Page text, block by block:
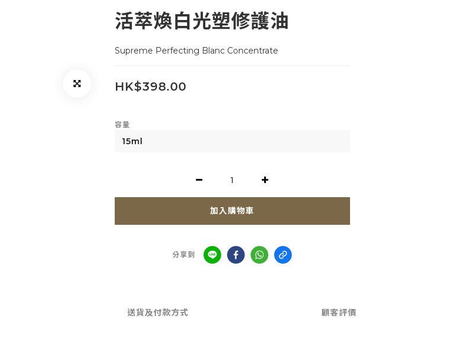
活萃煥白光塑修護油
Supreme Perfecting Blanc Concentrate
HK$398.00
容量
加入購物車
分享到
送貨及付款方式 顧客評價